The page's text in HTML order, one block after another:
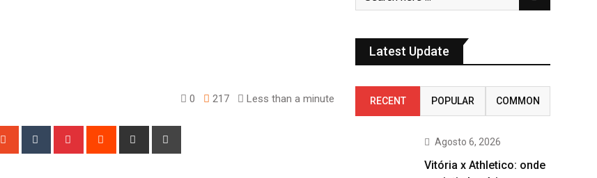
0 217 Less than a minute
StumbleUpon
Tumblr Pinterest Reddit
Share
Latest Update
RECENT POPULAR COMMON
Agosto 6, 2026
Vitória x Athletico: onde